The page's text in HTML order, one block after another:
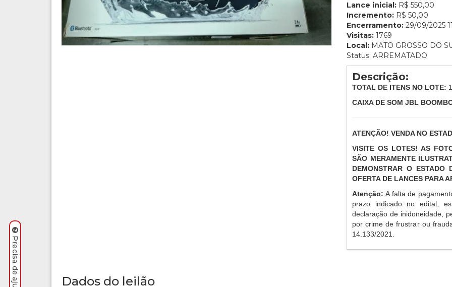
Lance inicial: R$ 550,00
Incremento: R$ 50,00
Encerramento: 29/09/2025
Visitas: 1769
Local: MATO GROSSO DO
Status: ARREMATADO
Descrição:
TOTAL DE ITENS NO LOTE:
CAIXA DE SOM JBL
ATENÇÃO! VENDA NO
VISITE OS LOTES! AS
SÃO MERAMENTE
DEMONSTRAR O ESTADO
OFERTA DE LANCES PARA
Atenção:A falta de
prazo indicado no edital,
declaração de inidoneidade,
por crime de frustrar ou
14.133/2021.
Dados do leilão